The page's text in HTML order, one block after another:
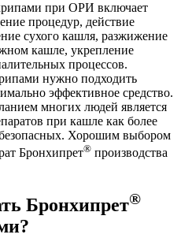
при ОРИ включает
процедур, действие
сухого кашля, разжижение
кашле, укрепление
процессов.
нужно подходить
эффективное средство.
многих людей является
при кашле как более
Хорошим выбором
Бронхипрет® производства
Бронхипрет®